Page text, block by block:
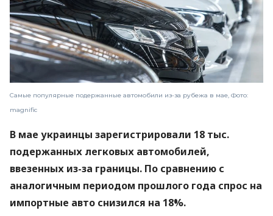
Самые популярные подержанные автомобили из-за рубежа в мае, Фото:
magnific
В мае украинцы зарегистрировали 18 тыс.
подержанных легковых автомобилей,
ввезенных из-за границы. По сравнению с
аналогичным периодом прошлого года спрос на
импортные авто снизился на 18%.